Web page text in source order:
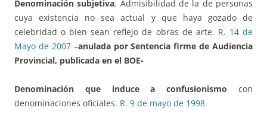
Denominación subjetiva. Admisibilidad de la de personas
cuya existencia no sea actual y que haya gozado de
celebridad o bien sean reflejo de obras de arte. R. 14 de
Mayo de 2007–anulada por Sentencia firme de Audiencia
Provincial, publicada en el BOE-
Denominación que induce a confusionismo con
denominaciones oficiales. R. 9 de mayo de 1998